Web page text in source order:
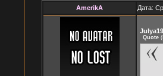
AmerikA Дата:
Julya19
Quote (